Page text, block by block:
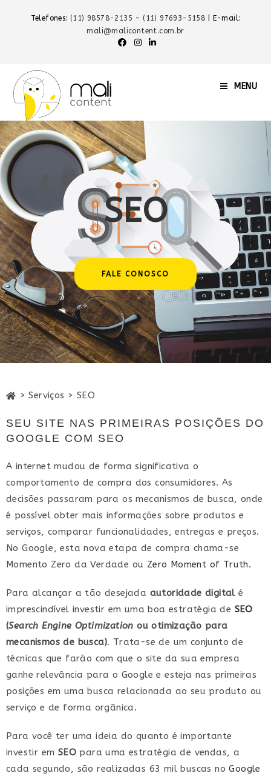
Telefones: (11) 98578-2135 - (11) 97693-5158
| E-mail:
mali@malicontent.com.br
MENU
SEO
FALE CONOSCO
> Serviços > SEO
SEU SITE NAS PRIMEIRAS POSIÇÕES DO
GOOGLE COM SEO
A internet mudou de forma significativa o
comportamento de compra dos consumidores. As
decisões passaram para os mecanismos de busca, onde
é possível obter mais informações sobre produtos e
serviços, comparar funcionalidades, entregas e preços.
No Google, esta nova etapa de compra chama-se
Momento Zero da Verdade ou Zero Moment of Truth.
Para alcançar a tão desejada autoridade digitalé
imprescindível investir em uma boa estratégia de SEO
(Search Engine Optimization ou otimização para
mecanismos de busca). Trata-se de um conjunto de
técnicas que farão com que o site da sua empresa
ganhe relevância para o Google e esteja nas primeiras
posições em uma busca relacionada ao seu produto ou
serviço e de forma orgânica.
Para você ter uma ideia do quanto é importante
investir em SEO para uma estratégia de vendas, a
cada segundo, são realizadas 63 mil buscas noGoogle